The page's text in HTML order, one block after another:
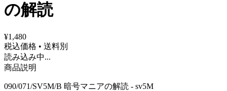
の解読
¥1,480
税込価格 • 送料別
読み込み中...
商品説明
090/071/SV5M/B 暗号マニアの解読 - sv5M